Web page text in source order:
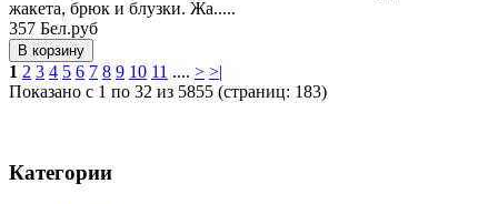
жакета, брюк и блузки. Жа.....
357 Бел.руб
1 2 3 4 5 6 7 8 9 10 11 .... > >|
Показано с 1 по 32 из 5855 (страниц: 183)
Категории